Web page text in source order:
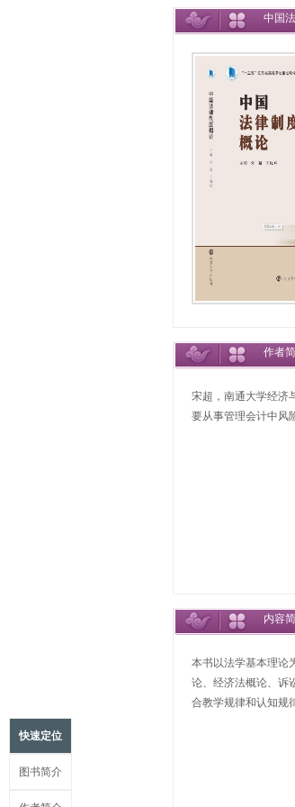
中国
作者
宋超，南通大学经济
要从事管理会计中风
内容
本书以法学基本理论
论、经济法概论、诉
合教学规律和认知规
快速定位
图书简介